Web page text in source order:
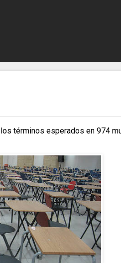
términos esperados en 974